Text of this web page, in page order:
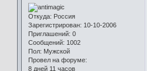
Откуда: Россия
Зарегистрирован: 10-10-2006
Приглашений: 0
Сообщений: 1002
Пол: Мужской
Провел на форуме:
8 дней 11 часов